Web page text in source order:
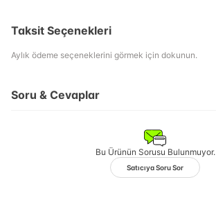
Taksit Seçenekleri
Aylık ödeme seçeneklerini görmek için dokunun.
Soru & Cevaplar
Bu Ürünün Sorusu Bulunmuyor.
Satıcıya Soru Sor